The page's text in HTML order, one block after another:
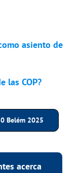
asiento de
las COP?
Belém 2025
acerca